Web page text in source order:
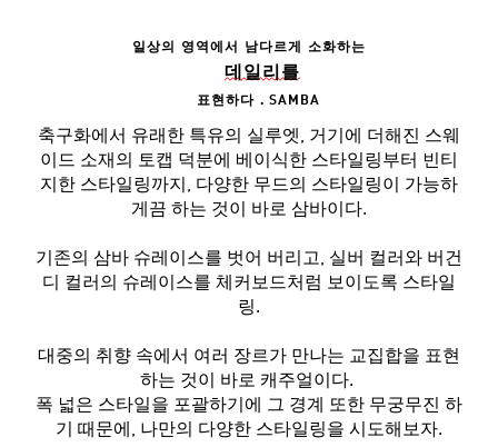
일상의 영역에서 남다르게 소화하는
데일리를
표현하다 . SAMBA
축구화에서 유래한 특유의 실루엣, 거기에 더해진 스웨
이드 소재의 토캡 덕분에 베이식한 스타일링부터 빈티
지한 스타일링까지, 다양한 무드의 스타일링이 가능하
게끔 하는 것이 바로 삼바이다.
기존의 삼바 슈레이스를 벗어 버리고, 실버 컬러와 버건
디 컬러의 슈레이스를 체커보드처럼 보이도록 스타일
링.
대중의 취향 속에서 여러 장르가 만나는 교집합을 표현
하는 것이 바로 캐주얼이다.
폭 넓은 스타일을 포괄하기에 그 경계 또한 무궁무진 하
기 때문에, 나만의 다양한 스타일링을 시도해보자.